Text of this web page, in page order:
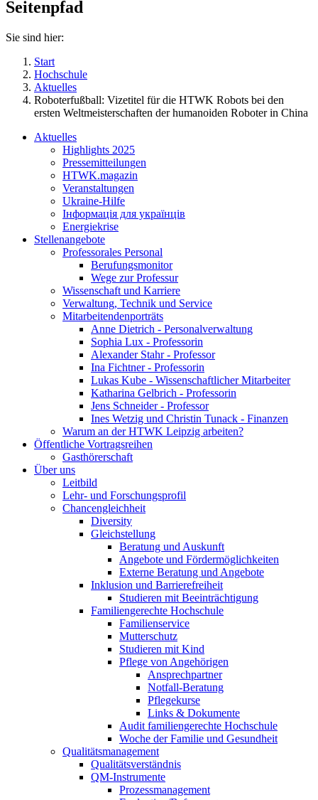
Seitenpfad
Sie sind hier:
Start
Hochschule
Aktuelles
Roboterfußball: Vizetitel für die HTWK Robots bei den
ersten Weltmeisterschaften der humanoiden Roboter in China
Aktuelles
Highlights 2025
Pressemitteilungen
HTWK.magazin
Veranstaltungen
Ukraine-Hilfe
Інформація для українців
Energiekrise
Stellenangebote
Professorales Personal
Berufungsmonitor
Wege zur Professur
Wissenschaft und Karriere
Verwaltung, Technik und Service
Mitarbeitendenporträts
Anne Dietrich - Personalverwaltung
Sophia Lux - Professorin
Alexander Stahr - Professor
Ina Fichtner - Professorin
Lukas Kube - Wissenschaftlicher Mitarbeiter
Katharina Gelbrich - Professorin
Jens Schneider - Professor
Ines Wetzig und Christin Tunack - Finanzen
Warum an der HTWK Leipzig arbeiten?
Öffentliche Vortragsreihen
Gasthörerschaft
Über uns
Leitbild
Lehr- und Forschungsprofil
Chancengleichheit
Diversity
Gleichstellung
Beratung und Auskunft
Angebote und Fördermöglichkeiten
Externe Beratung und Angebote
Inklusion und Barrierefreiheit
Studieren mit Beeinträchtigung
Familiengerechte Hochschule
Familienservice
Mutterschutz
Studieren mit Kind
Pflege von Angehörigen
Ansprechpartner
Notfall-Beratung
Pflegekurse
Links & Dokumente
Audit familiengerechte Hochschule
Woche der Familie und Gesundheit
Qualitätsmanagement
Qualitätsverständnis
QM-Instrumente
Prozessmanagement